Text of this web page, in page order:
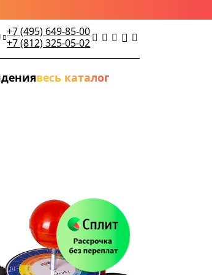
+7 (495) 649-85-00
+7 (812) 325-05-02
весь каталог